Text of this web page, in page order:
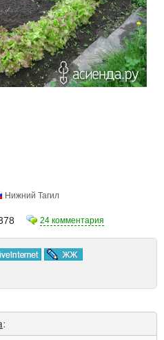
Нижний Тагил
24 комментария
: